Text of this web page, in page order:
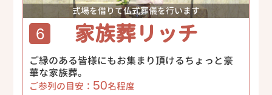
式場を借りて仏式葬儀を行います
6 家族葬リッチ
ご縁のある皆様にもお集まり頂けるちょっと豪
華な家族葬。
ご参列の目安： 50名程度